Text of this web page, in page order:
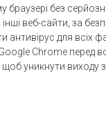
браузері без
веб-сайти, за
антивірус для всіх
Chrome перед
уникнути виходу